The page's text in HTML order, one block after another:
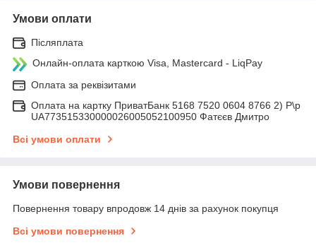
Умови оплати
Післяплата
Онлайн-оплата карткою Visa, Mastercard - LiqPay
Оплата за реквізитами
Оплата на картку ПриватБанк 5168 7520 0604 8766 2) Р\р
UA773515330000026005052100950 Фатєєв Дмитро
Всі умови оплати
Умови повернення
Повернення товару впродовж 14 днів за рахунок покупця
Всі умови повернення